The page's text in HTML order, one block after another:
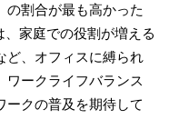
の割合が最も高かった
家庭での役割が増える
ど、オフィスに縛られ
ワークライフバランス
ークの普及を期待して